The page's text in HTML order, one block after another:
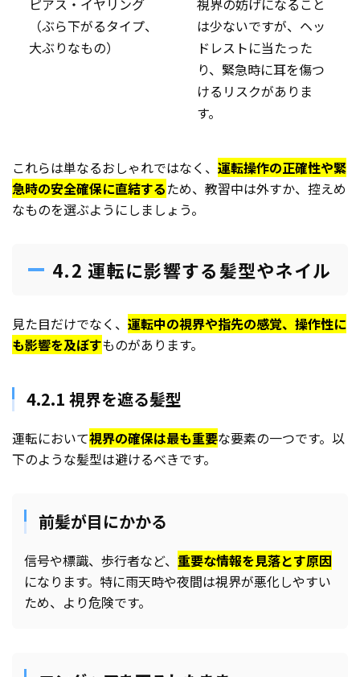
ピアス・イヤリング
（ぶら下がるタイプ、
大ぶりなもの）
視界の妨げになること
は少ないですが、ヘッ
ドレストに当たった
り、緊急時に耳を傷つ
けるリスクがありま
す。
これらは単なるおしゃれではなく、 運転操作の正確性や緊
急時の安全確保に直結するため、教習中は外すか、控えめ
なものを選ぶようにしましょう。
4.2 運転に影響する髪型やネイル
見た目だけでなく、 運転中の視界や指先の感覚、操作性に
も影響を及ぼすものがあります。
4.2.1 視界を遮る髪型
運転において視界の確保は最も重要な要素の一つです。以
下のような髪型は避けるべきです。
前髪が目にかかる
信号や標識、歩行者など、 重要な情報を見落とす原因
になります。特に雨天時や夜間は視界が悪化しやすい
ため、より危険です。